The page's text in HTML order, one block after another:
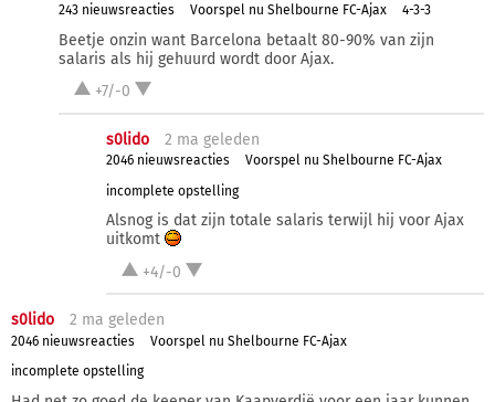
243 nieuwsreacties Voorspel nu Shelbourne FC-Ajax 4-3-3
Beetje onzin want Barcelona betaalt 80-90% van zijn
salaris als hij gehuurd wordt door Ajax.
+7/-0
s0lido 2 ma geleden
2046 nieuwsreacties
Voorspel nu Shelbourne FC-Ajax
incomplete opstelling
Alsnog is dat zijn totale salaris terwijl hij voor Ajax
uitkomt
+4/-0
s0lido 2 ma geleden
2046 nieuwsreacties
Voorspel nu Shelbourne FC-Ajax
incomplete opstelling